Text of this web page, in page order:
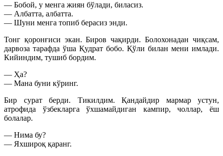
— Бобой, у менга жиян бўлади, биласиз.
— Албатта, албатта.
— Шуни менга топиб берасиз энди.
Тонг қоронғиси экан. Биров чақирди. Болохонадан чиқсам,
дарвоза тарафда ўша Қудрат бобо. Қўли билан мени имлади.
Кийиндим, тушиб бордим.
— Ҳа?
— Мана буни кўринг.
Бир сурат берди. Тикилдим. Қандайдир мармар устун,
атрофида ўзбекларга ўхшамайдиган кампир, чоллар, ёш
болалар.
— Нима бу?
— Яхшироқ қаранг.